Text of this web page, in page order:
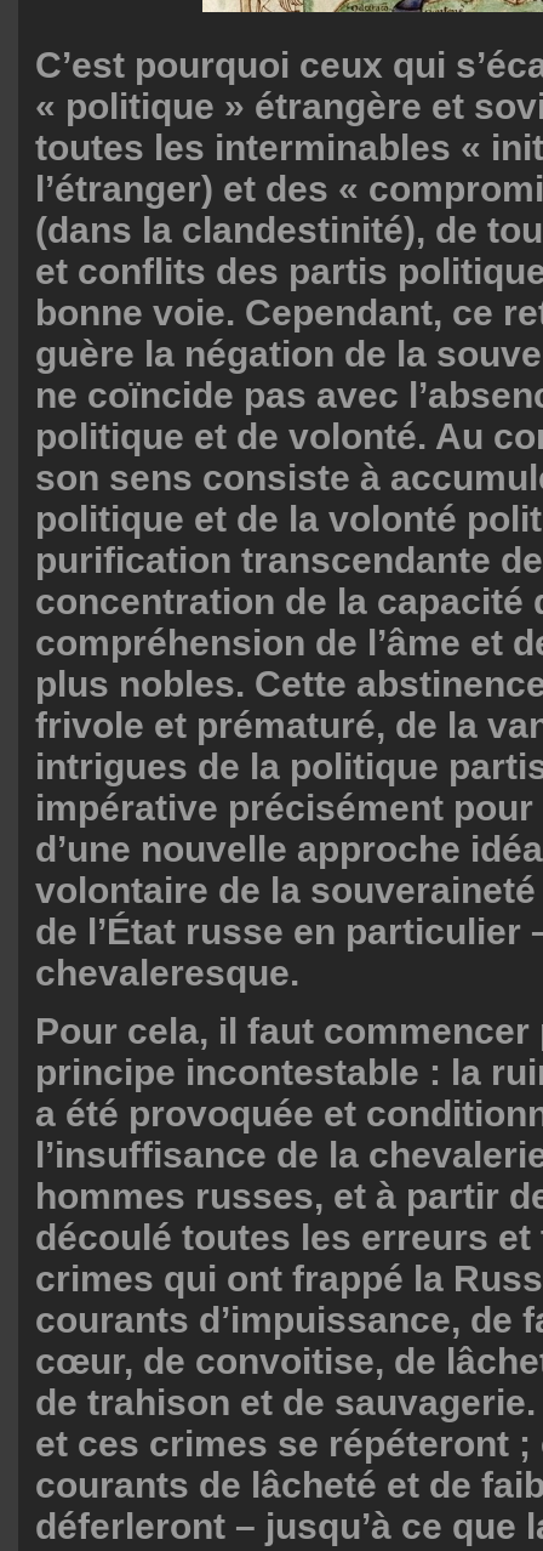
C’est pourquoi ceux qui
« politique » étrangère et
toutes les interminables «
l’étranger) et des «
(dans la clandestinité), de
et conflits des partis
bonne voie. Cependant, ce
guère la négation de la
ne coïncide pas avec
politique et de volonté. Au
son sens consiste à
politique et de la volonté
purification transcendante de
concentration de la capacité
compréhension de l’âme et
plus nobles. Cette
frivole et prématuré, de la
intrigues de la politique
impérative précisément
d’une nouvelle approche
volontaire de la
de l’État russe en particulier
chevaleresque.
Pour cela, il faut
principe incontestable : la
a été provoquée et
l’insuffisance de la
hommes russes, et à partir
découlé toutes les erreurs et
crimes qui ont frappé la
courants d’impuissance, de
cœur, de convoitise, de
de trahison et de
et ces crimes se répéteront ;
courants de lâcheté et de
déferleront – jusqu’à ce que